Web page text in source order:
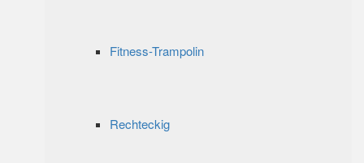
Fitness-Trampolin
Rechteckig